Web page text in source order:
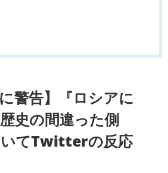
に警告】『ロシアに
史の間違った側
いてTwitterの反応